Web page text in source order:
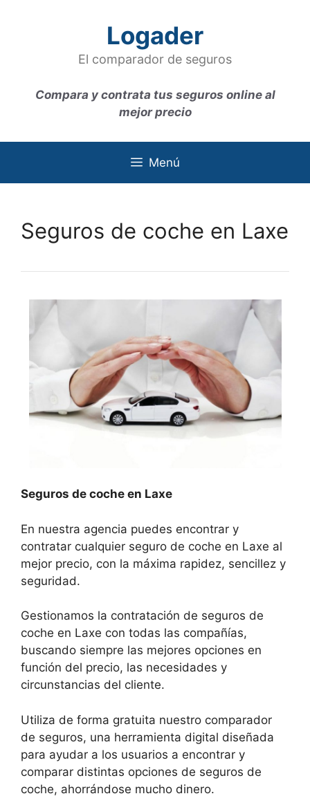
Logader
El comparador de seguros
Compara y contrata tus seguros online al
mejor precio
Menú
Seguros de coche en Laxe
Seguros de coche en Laxe
En nuestra agencia puedes encontrar y
contratar cualquier seguro de coche en Laxe al
mejor precio, con la máxima rapidez, sencillez y
seguridad.
Gestionamos la contratación de seguros de
coche en Laxe con todas las compañías,
buscando siempre las mejores opciones en
función del precio, las necesidades y
circunstancias del cliente.
Utiliza de forma gratuita nuestro comparador
de seguros, una herramienta digital diseñada
para ayudar a los usuarios a encontrar y
comparar distintas opciones de seguros de
coche, ahorrándose mucho dinero.